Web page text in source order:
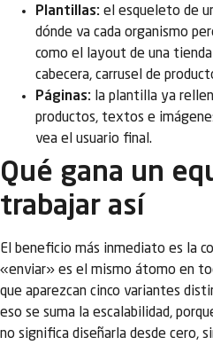
Plantillas: el esqueleto de
dónde va cada organismo
como el layout de una
cabecera, carrusel de
Páginas: la plantilla ya
productos, textos e
vea el usuario final.
Qué gana un
trabajar así
El beneficio más inmediato es la
«enviar» es el mismo átomo en
que aparezcan cinco variantes
eso se suma la escalabilidad,
no significa diseñarla desde cero,